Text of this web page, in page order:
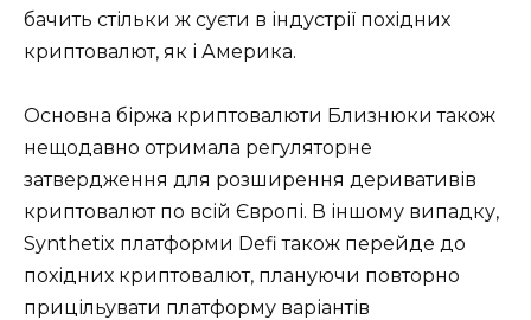
бачить стільки ж суєти в індустрії похідних
криптовалют, як і Америка.
Основна біржа криптовалюти Близнюки також
нещодавно отримала регуляторне
затвердження для розширення деривативів
криптовалют по всій Європі. В іншому випадку,
Synthetix платформи Defi також перейде до
похідних криптовалют, плануючи повторно
прицільувати платформу варіантів